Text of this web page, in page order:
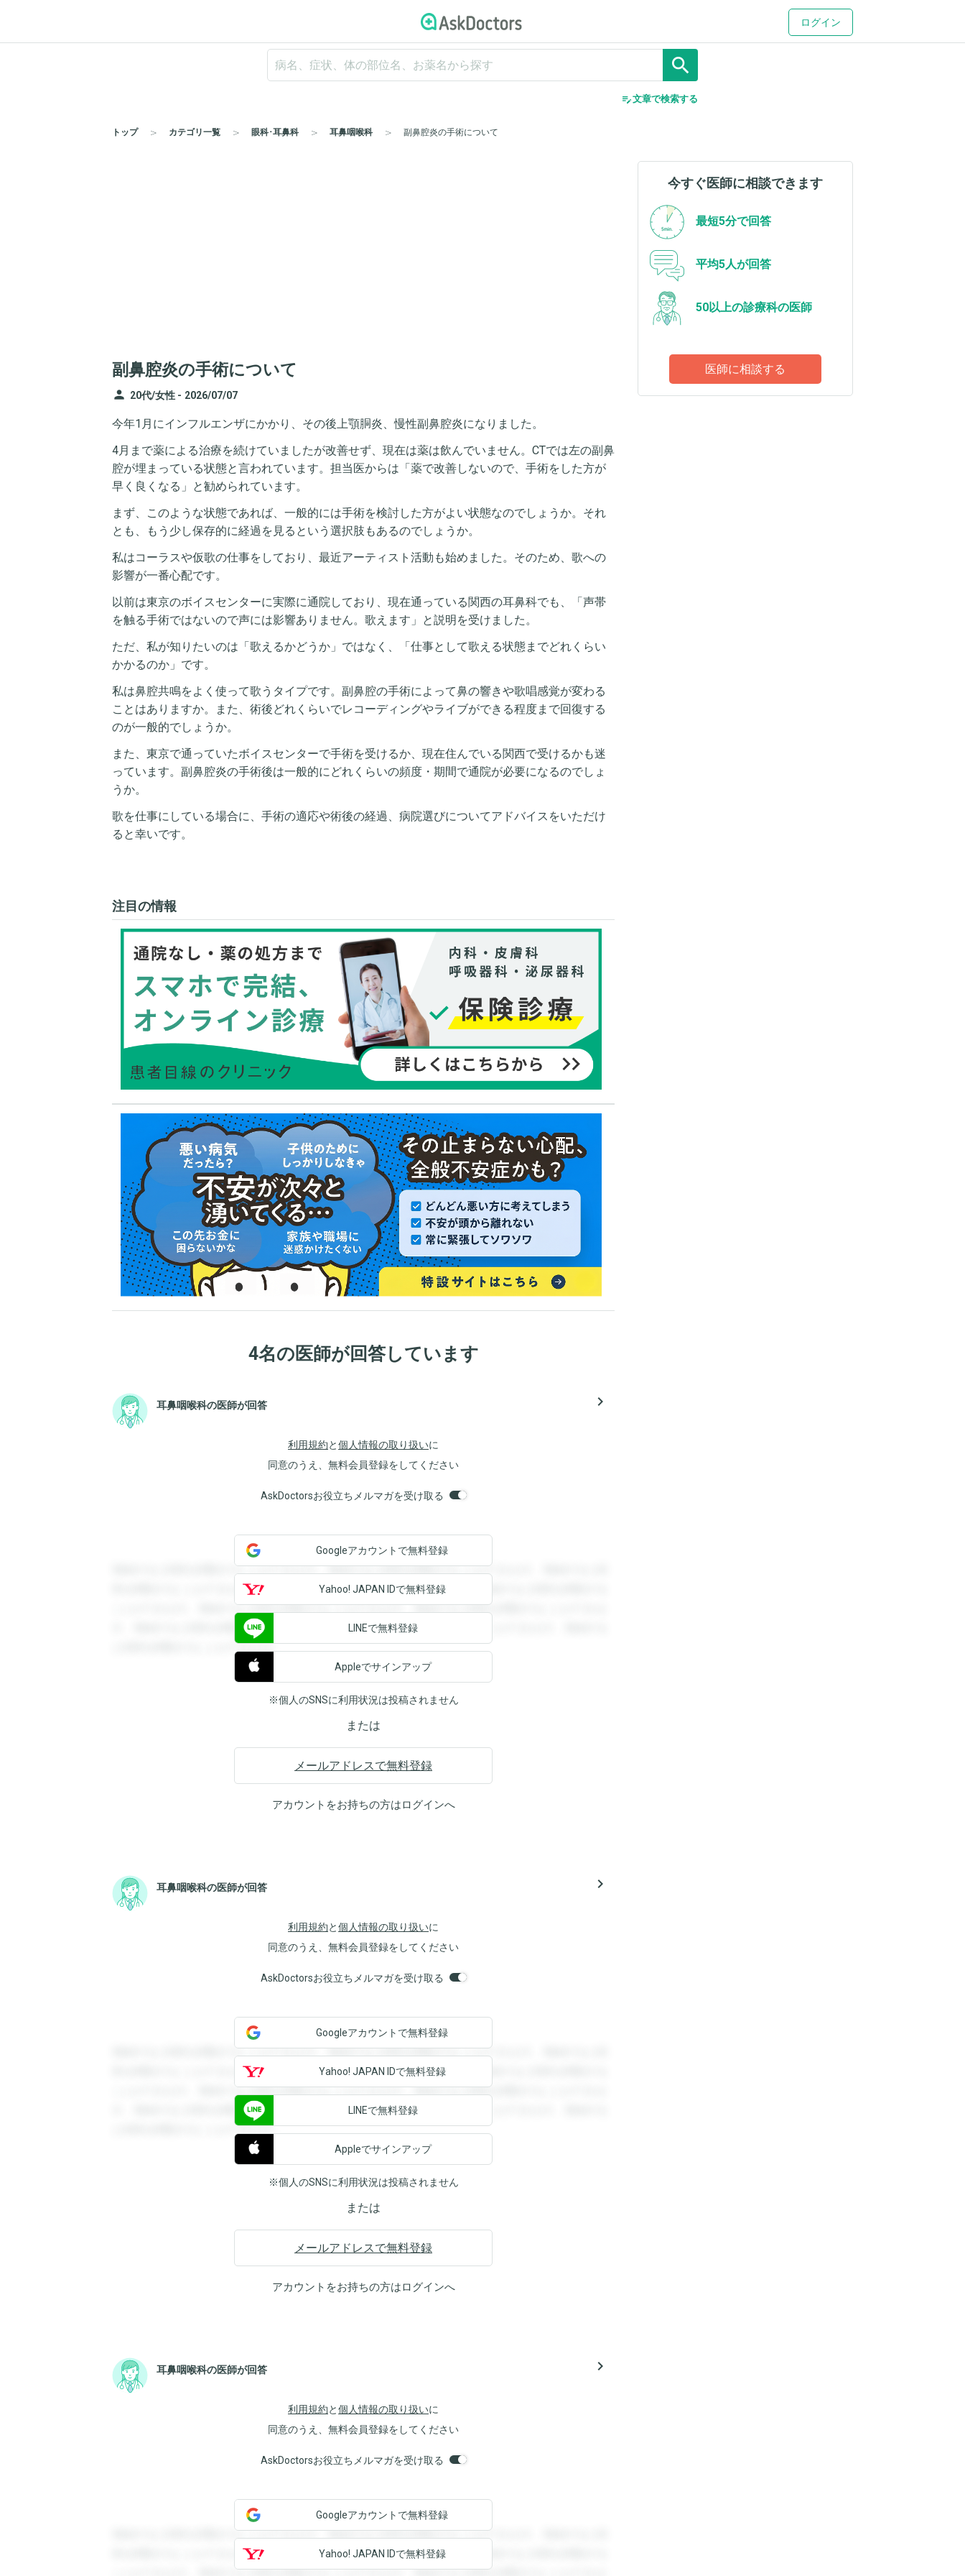
ログイン
search
edit_note文章で検索する
トップ カテゴリ一覧 眼科･耳鼻科 耳鼻咽喉科 副鼻腔炎の手術について
副鼻腔炎の手術について
person 20代/女性 - 2026/07/07
今年1月にインフルエンザにかかり、その後上顎胴炎、慢性副鼻腔炎になりました。
4月まで薬による治療を続けていましたが改善せず、現在は薬は飲んでいません。CTでは左の副鼻
腔が埋まっている状態と言われています。担当医からは「薬で改善しないので、手術をした方が
早く良くなる」と勧められています。
まず、このような状態であれば、一般的には手術を検討した方がよい状態なのでしょうか。それ
とも、もう少し保存的に経過を見るという選択肢もあるのでしょうか。
私はコーラスや仮歌の仕事をしており、最近アーティスト活動も始めました。そのため、歌への
影響が一番心配です。
以前は東京のボイスセンターに実際に通院しており、現在通っている関西の耳鼻科でも、「声帯
を触る手術ではないので声には影響ありません。歌えます」と説明を受けました。
ただ、私が知りたいのは「歌えるかどうか」ではなく、「仕事として歌える状態までどれくらい
かかるのか」です。
私は鼻腔共鳴をよく使って歌うタイプです。副鼻腔の手術によって鼻の響きや歌唱感覚が変わる
ことはありますか。また、術後どれくらいでレコーディングやライブができる程度まで回復する
のが一般的でしょうか。
また、東京で通っていたボイスセンターで手術を受けるか、現在住んでいる関西で受けるかも迷
っています。副鼻腔炎の手術後は一般的にどれくらいの頻度・期間で通院が必要になるのでしょ
うか。
歌を仕事にしている場合に、手術の適応や術後の経過、病院選びについてアドバイスをいただけ
ると幸いです。
注目の情報
4名の医師が回答しています
耳鼻咽喉科の医師が回答 navigate_next
利用規約と個人情報の取り扱いに
同意のうえ、無料会員登録をしてください
AskDoctorsお役立ちメルマガを受け取る
登録すると回答を閲覧することができます。登録すると回答を閲覧することができます。登録すると回
答を閲覧することができます。登録すると回答を閲覧することができます。登録すると回答を閲覧する
ことができます。登録すると回答を閲覧することができます。登録すると回答を閲覧することができま
す。登録すると回答を閲覧することができます。登録すると回答を閲覧することができます。登録する
と回答を閲覧することができます。
Googleアカウントで無料登録
Yahoo! JAPAN IDで無料登録
LINEで無料登録
Appleでサインアップ
※個人のSNSに利用状況は投稿されません
または
メールアドレスで無料登録
アカウントをお持ちの方はログインへ
耳鼻咽喉科の医師が回答 navigate_next
利用規約と個人情報の取り扱いに
同意のうえ、無料会員登録をしてください
AskDoctorsお役立ちメルマガを受け取る
登録すると回答を閲覧することができます。登録すると回答を閲覧することができます。登録すると回
答を閲覧することができます。登録すると回答を閲覧することができます。登録すると回答を閲覧する
ことができます。登録すると回答を閲覧することができます。登録すると回答を閲覧することができま
す。登録すると回答を閲覧することができます。登録すると回答を閲覧することができます。登録する
と回答を閲覧することができます。
Googleアカウントで無料登録
Yahoo! JAPAN IDで無料登録
LINEで無料登録
Appleでサインアップ
※個人のSNSに利用状況は投稿されません
または
メールアドレスで無料登録
アカウントをお持ちの方はログインへ
耳鼻咽喉科の医師が回答 navigate_next
利用規約と個人情報の取り扱いに
同意のうえ、無料会員登録をしてください
AskDoctorsお役立ちメルマガを受け取る
登録すると回答を閲覧することができます。登録すると回答を閲覧することができます。登録すると回
答を閲覧することができます。登録すると回答を閲覧することができます。登録すると回答を閲覧する
ことができます。登録すると回答を閲覧することができます。登録すると回答を閲覧することができま
Googleアカウントで無料登録
Yahoo! JAPAN IDで無料登録
今すぐ医師に相談できます
最短5分で回答
平均5人が回答
50以上の診療科の医師
医師に相談する